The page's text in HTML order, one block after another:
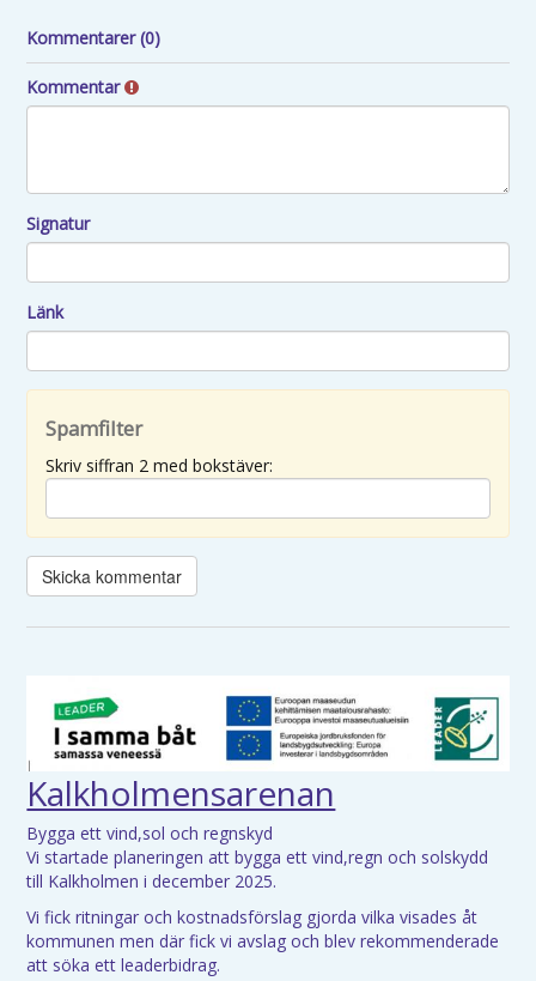
Kommentarer (0)
Kommentar
Signatur
Länk
Spamfilter
Skriv siffran 2 med bokstäver:
Kalkholmensarenan
Bygga ett vind,sol och regnskyd
Vi startade planeringen att bygga ett vind,regn och solskydd
till Kalkholmen i december 2025.
Vi fick ritningar och kostnadsförslag gjorda vilka visades åt
kommunen men där fick vi avslag och blev rekommenderade
att söka ett leaderbidrag.